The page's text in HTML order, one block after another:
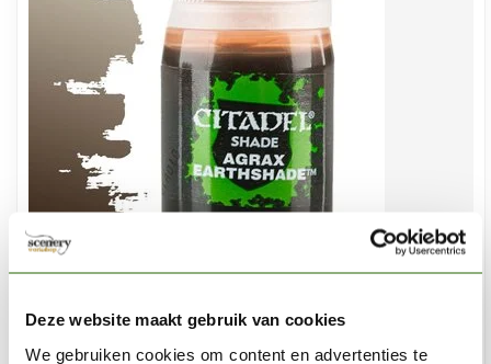
Deze website maakt gebruik van cookies
We gebruiken cookies om content en advertenties te
Agrax Earthshade - Shade Paint - 18ml - 24-15